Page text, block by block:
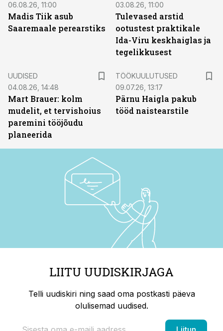
06.08.26, 11:00
Madis Tiik asub
Saaremaale perearstiks
03.08.26, 11:00
Tulevased arstid
ootustest praktikale
Ida-Viru keskhaiglas ja
tegelikkusest
UUDISED
04.08.26, 14:48
Mart Brauer: kolm
mudelit, et tervishoius
paremini tööjõudu
planeerida
TÖÖKUULUTUSED
09.07.26, 13:17
Pärnu Haigla pakub
tööd naistearstile
LIITU UUDISKIRJAGA
Telli uudiskiri ning saad oma postkasti päeva
olulisemad uudised.